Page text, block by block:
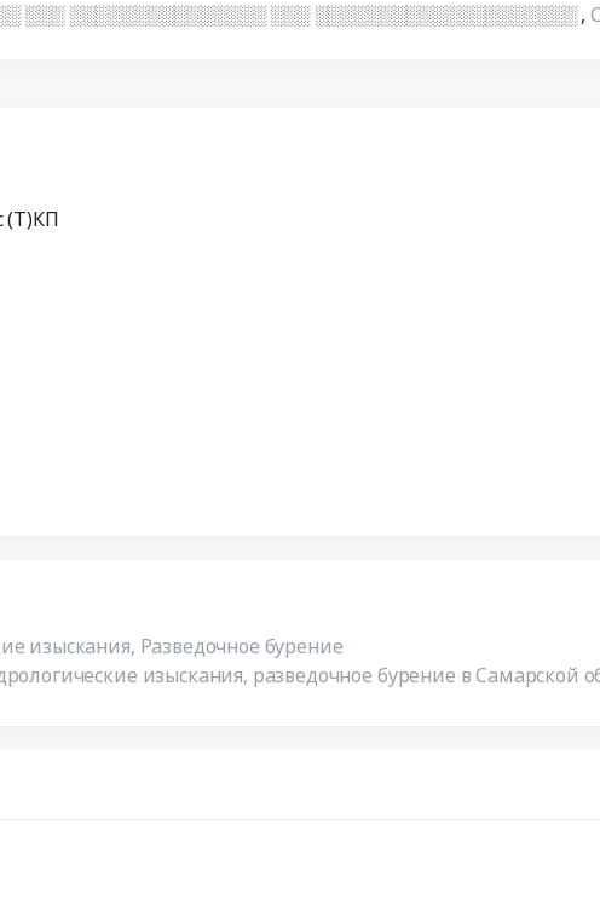
░░░ ░░░░░░░░░░░░░░░ ░░░ ░░░░░░░░░░░░░░░░░░░░,
(Т)КП
изыскания, Разведочное бурение
изыскания, разведочное бурение в Самарской